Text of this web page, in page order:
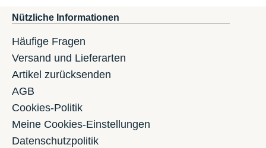
Nützliche Informationen
Häufige Fragen
Versand und Lieferarten
Artikel zurücksenden
AGB
Cookies-Politik
Meine Cookies-Einstellungen
Datenschutzpolitik